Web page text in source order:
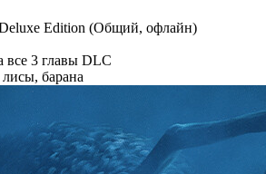
Edition (Общий, офлайн)
все 3 главы DLC
барана